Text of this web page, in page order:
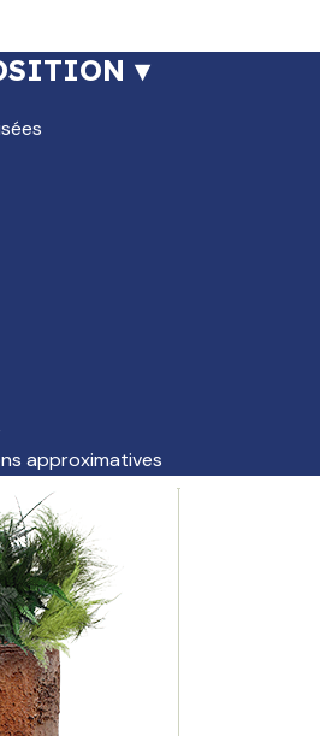
▾
approximatives